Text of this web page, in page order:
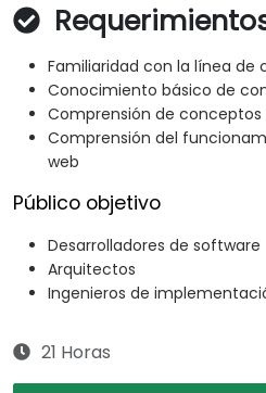
Familiaridad con la línea de
Conocimiento básico de
Comprensión de conceptos
Comprensión del
web
Público objetivo
Desarrolladores de software
Arquitectos
Ingenieros de
21 Horas